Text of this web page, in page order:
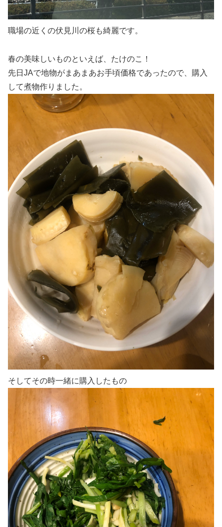
職場の近くの伏見川の桜も綺麗です。
春の美味しいものといえば、たけのこ！
先日JAで地物がまあまあお手頃価格であったので、購入
して煮物作りました。
そしてその時一緒に購入したもの